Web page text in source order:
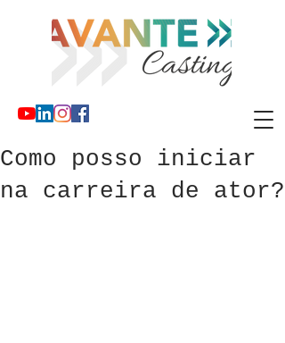
Como posso iniciar
na carreira de ator?